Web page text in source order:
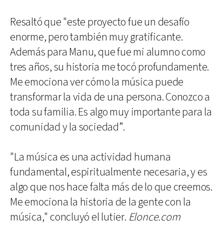
Resaltó que "este proyecto fue un desafío
enorme, pero también muy gratificante.
Además para Manu, que fue mi alumno como
tres años, su historia me tocó profundamente.
Me emociona ver cómo la música puede
transformar la vida de una persona. Conozco a
toda su familia. Es algo muy importante para la
comunidad y la sociedad”.
"La música es una actividad humana
fundamental, espiritualmente necesaria, y es
algo que nos hace falta más de lo que creemos.
Me emociona la historia de la gente con la
música," concluyó el lutier. Elonce.com